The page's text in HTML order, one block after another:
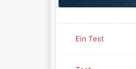
Ein Test